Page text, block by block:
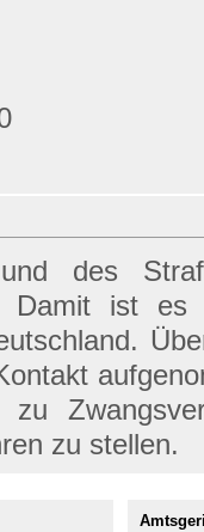
des
Damit ist es
zu stellen.